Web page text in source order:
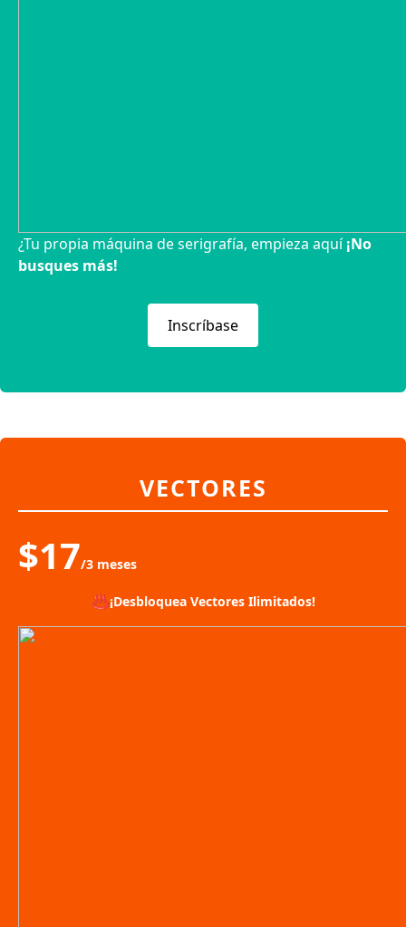
¿Tu propia máquina de serigrafía, empieza aquí¡No
busques más!
Inscríbase
VECTORES
$17/3 meses
♨️¡Desbloquea Vectores Ilimitados!